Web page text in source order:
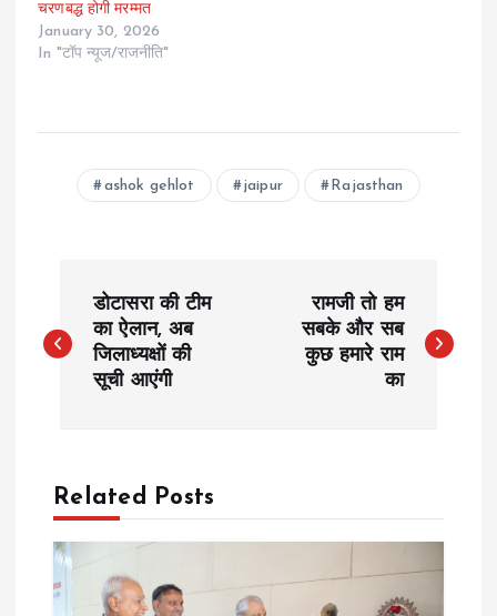
चरणबद्ध होगी मरम्मत
January 30, 2026
In "टॉप न्यूज/राजनीति"
ashok gehlot jaipur Rajasthan
o
n
a
डोटासरा की टीम
का ऐलान, अब
जिलाध्यक्षों की
सूची आएंगी
रामजी तो हम
सबके और सब
कुछ हमारे राम
का
Related Posts